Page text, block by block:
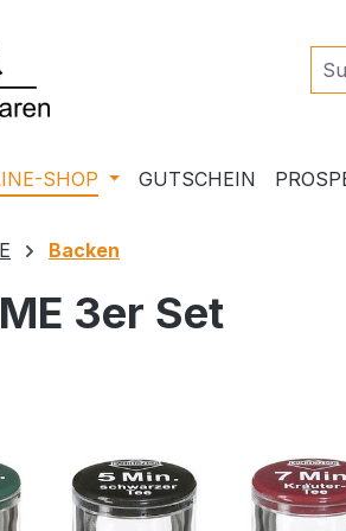
SHOP GUTSCHEIN
Backen
3er Set